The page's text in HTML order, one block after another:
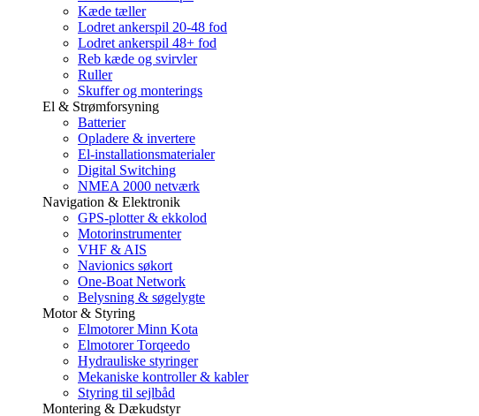
Kæde tæller
Lodret ankerspil 20-48 fod
Lodret ankerspil 48+ fod
Reb kæde og svirvler
Ruller
Skuffer og monterings
El & Strømforsyning
Batterier
Opladere & invertere
El-installationsmaterialer
Digital Switching
NMEA 2000 netværk
Navigation & Elektronik
GPS-plotter & ekkolod
Motorinstrumenter
VHF & AIS
Navionics søkort
One-Boat Network
Belysning & søgelygte
Motor & Styring
Elmotorer Minn Kota
Elmotorer Torqeedo
Hydrauliske styringer
Mekaniske kontroller & kabler
Styring til sejlbåd
Montering & Dækudstyr